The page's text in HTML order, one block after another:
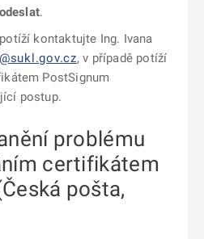
odeslat.
kontaktujte Ing. Ivana
, v případě potíží
PostSignum
postup.
problému
certifikátem
pošta,